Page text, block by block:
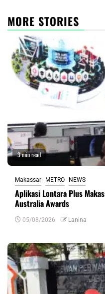
MORE STORIES
3 min read
Makassar METRO NEWS
Aplikasi Lontara Plus
Australia Awards
05/08/2026 Lanina